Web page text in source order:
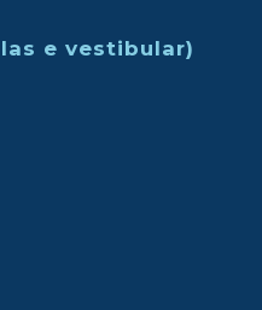
e vestibular)